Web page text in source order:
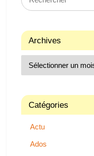
Archives
Catégories
Actu
Ados